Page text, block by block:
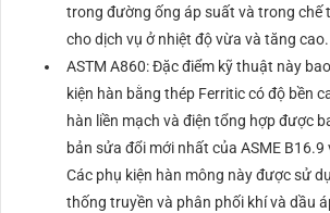
trong đường ống áp suất và trong chế
cho dịch vụ ở nhiệt độ vừa và tăng cao.
ASTM A860: Đặc điểm kỹ thuật này
kiện hàn bằng thép Ferritic có độ bền
hàn liền mạch và điện tổng hợp được
bản sửa đổi mới nhất của ASME B16.9
Các phụ kiện hàn mông này được sử
thống truyền và phân phối khí và dầu